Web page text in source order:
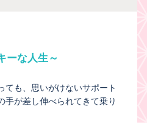
ーな人生～
ても、思いがけないサポート
手が差し伸べられてきて乗り